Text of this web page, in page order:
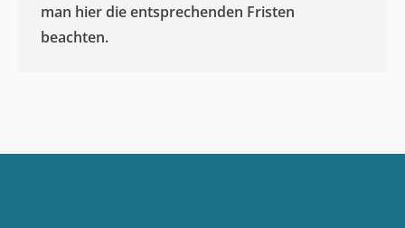
man hier die entsprechenden Fristen
beachten.